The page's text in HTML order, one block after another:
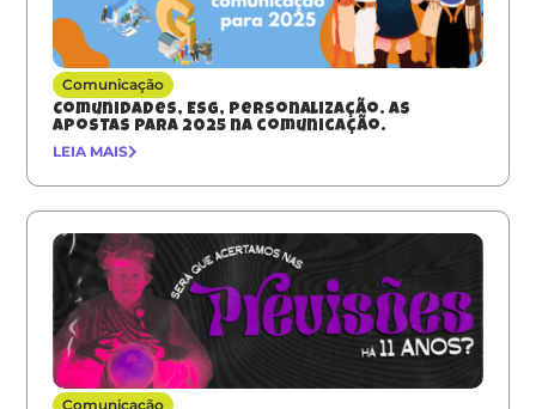
Comunicação
Comunidades, ESG, Personalização. As
apostas para 2025 na comunicação.
LEIA MAIS
Comunicação